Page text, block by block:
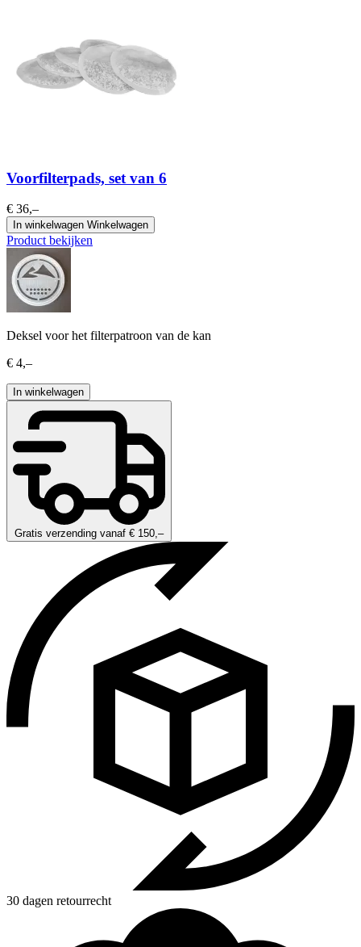
Voorfilterpads, set van 6
€ 36,–
In winkelwagen Winkelwagen
Product bekijken
Deksel voor het filterpatroon van de kan
€ 4,–
In winkelwagen
Gratis verzending vanaf € 150,–
30 dagen retourrecht